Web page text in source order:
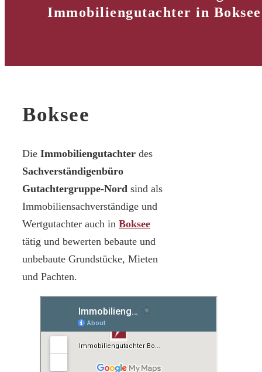
Immobiliengutachter in Boksee
Boksee
Die Immobiliengutachter des
Sachverständigenbüro
Gutachtergruppe-Nord sind als
Immobiliensachverständige und
Wertgutachter auch in Boksee
tätig und bewerten bebaute und
unbebaute Grundstücke, Mieten
und Pachten.